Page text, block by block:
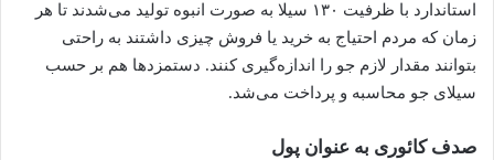
استاندارد با ظرفیت ۱۳۰ سیلا به صورت انبوه تولید می‌شدند تا هر
زمان که مردم احتیاج به خرید یا فروش چیزی داشتند به راحتی
بتوانند مقدار لازم جو را اندازه‌گیری کنند. دستمزدها هم بر حسب
سیلای جو محاسبه و پرداخت می‌شد.
صدف کائوری به عنوان پول